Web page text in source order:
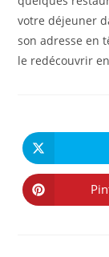
votre déjeuner
son adresse en
le redécouvrir